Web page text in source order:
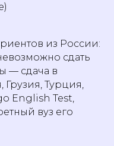
из России:
сдать
— сдача в
Турция,
English Test,
вуз его